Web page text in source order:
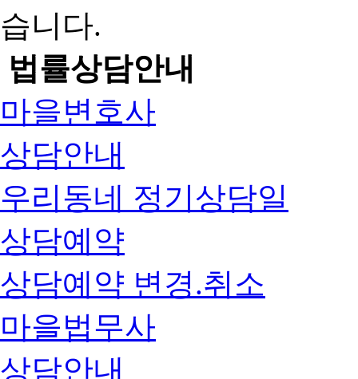
습니다.
법률상담안내
마을변호사
상담안내
우리동네 정기상담일
상담예약
상담예약 변경.취소
마을법무사
상담안내